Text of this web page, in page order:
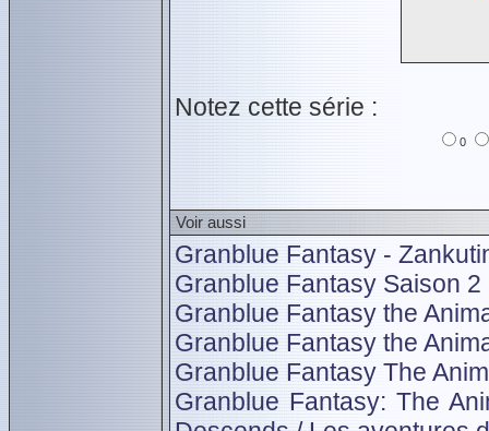
Notez cette série :
0
Voir aussi
Granblue Fantasy -
Granblue Fantasy Saison
Granblue Fantasy the
Granblue Fantasy the
Granblue Fantasy The
Granblue Fantasy: The